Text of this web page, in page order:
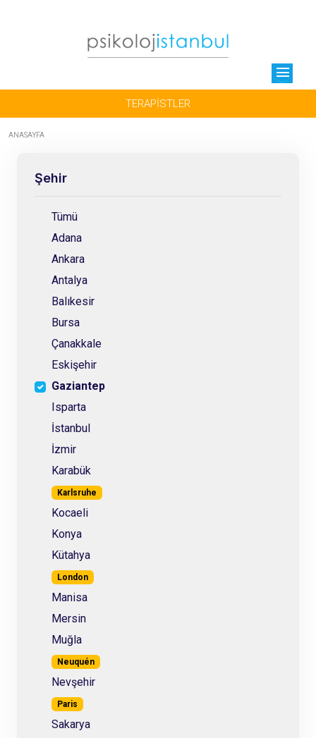
menu
TERAPİSTLER
ANASAYFA
Şehir
Tümü
Adana
Ankara
Antalya
Balıkesir
Bursa
Çanakkale
Eskişehir
Gaziantep
Isparta
İstanbul
İzmir
Karabük
Karlsruhe
Kocaeli
Konya
Kütahya
London
Manisa
Mersin
Muğla
Neuquén
Nevşehir
Paris
Sakarya